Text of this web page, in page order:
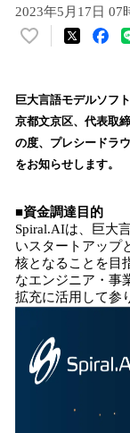
2023年5月17日 07
い
！
数
を
読
み
中
で
す
巨大言語モデルソフ
京都文京区、代表取
の度、プレシードラ
をお知らせします。
■資金調達目的
Spiral.AIは、巨大
いスタートアップ
核となることを目
なエンジニア・事
拡充に活用して参